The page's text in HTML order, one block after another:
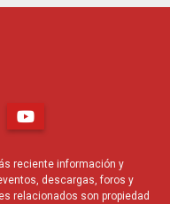
reciente información y
descargas, foros y
relacionados son propiedad